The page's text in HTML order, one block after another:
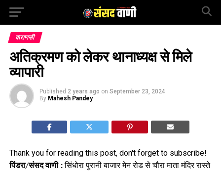
वाराणसी
अतिक्रमण को लेकर थानाध्यक्ष से मिले
व्यापारी
Published 2 years ago on September 23, 2024
By Mahesh Pandey
Thank you for reading this post, don't forget to subscribe!
पिंडरा/संसद वाणी :सिंधोरा पुरानी बाजार मेन रोड से चौरा माता मंदिर रास्ते